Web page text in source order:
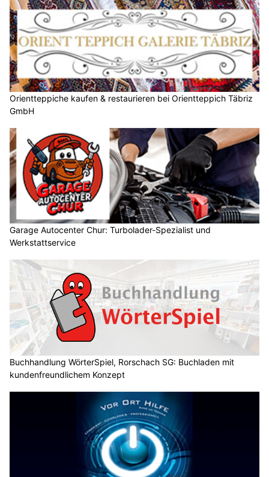
Orientteppiche kaufen & restaurieren bei Orientteppich Täbriz
GmbH
Garage Autocenter Chur: Turbolader-Spezialist und
Werkstattservice
Buchhandlung WörterSpiel, Rorschach SG: Buchladen mit
kundenfreundlichem Konzept